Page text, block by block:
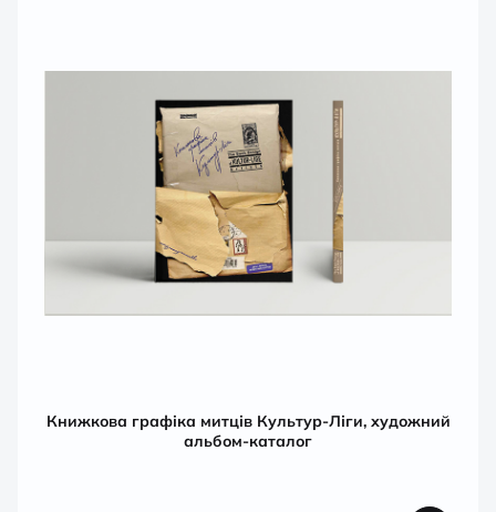
Книжкова графіка митців Культур-Ліги, художний
альбом-каталог